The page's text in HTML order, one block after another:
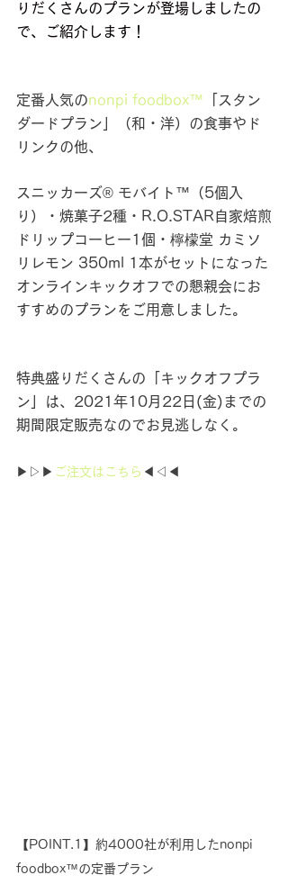
りだくさんのプランが登場しましたの
で、ご紹介します！
定番人気のnonpi foodbox™ 「スタン
ダードプラン」（和・洋）の食事やド
リンクの他、
スニッカーズ® モバイト™（5個入
り）・焼菓子2種・R.O.STAR自家焙煎
ドリップコーヒー1個・檸檬堂 カミソ
リレモン 350ml 1本がセットになった
オンラインキックオフでの懇親会にお
すすめのプランをご用意しました。
特典盛りだくさんの「キックオフプラ
ン」は、2021年10月22日(金)までの
期間限定販売なのでお見逃しなく。
▶▷▶ ご注文はこちら ◀◁◀
【POINT.1】約4000社が利用したnonpi
foodbox™の定番プラン